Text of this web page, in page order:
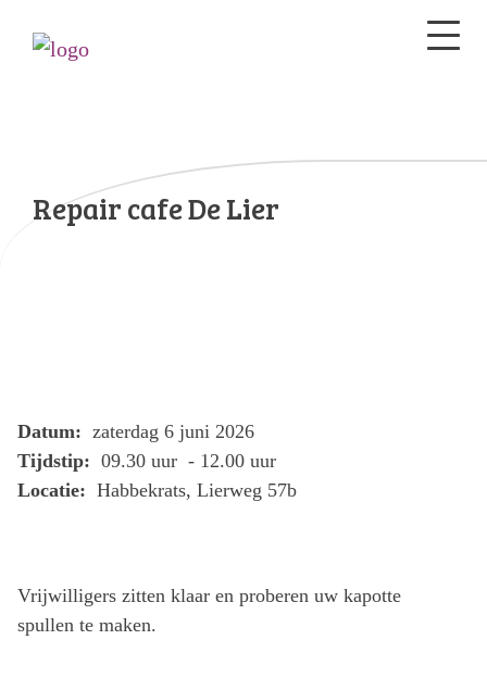
Repair cafe De Lier
Datum: zaterdag 6 juni 2026
Tijdstip: 09.30 uur - 12.00 uur
Locatie: Habbekrats, Lierweg 57b
Vrijwilligers zitten klaar en proberen uw kapotte
spullen te maken.